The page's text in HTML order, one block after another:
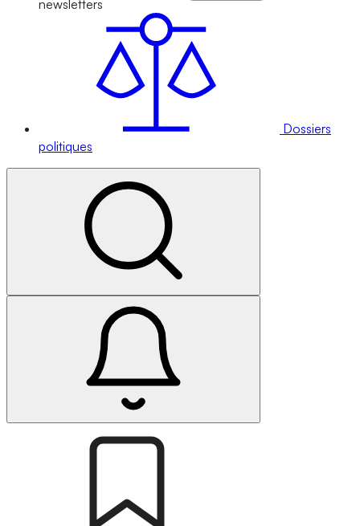
newsletters
Dossiers
politiques